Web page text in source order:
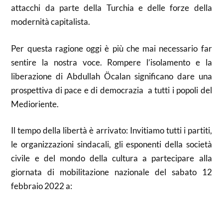
attacchi da parte della Turchia e delle forze della
modernità capitalista.
Per questa ragione oggi è più che mai necessario far
sentire la nostra voce. Rompere l’isolamento e la
liberazione di Abdullah Öcalan significano dare una
prospettiva di pace e di democrazia a tutti i popoli del
Medioriente.
Il tempo della libertà è arrivato: Invitiamo tutti i partiti,
le organizzazioni sindacali, gli esponenti della società
civile e del mondo della cultura a partecipare alla
giornata di mobilitazione nazionale del sabato 12
febbraio 2022 a: